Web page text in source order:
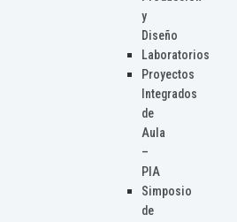
y
Diseño
Laboratorios
Proyectos
Integrados
de
Aula
–
PIA
Simposio
de